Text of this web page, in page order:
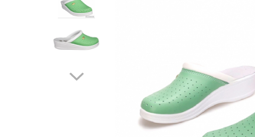
Halate medicale barbati
Halate medicale cu nasturi
Halate medicale polar - unisex